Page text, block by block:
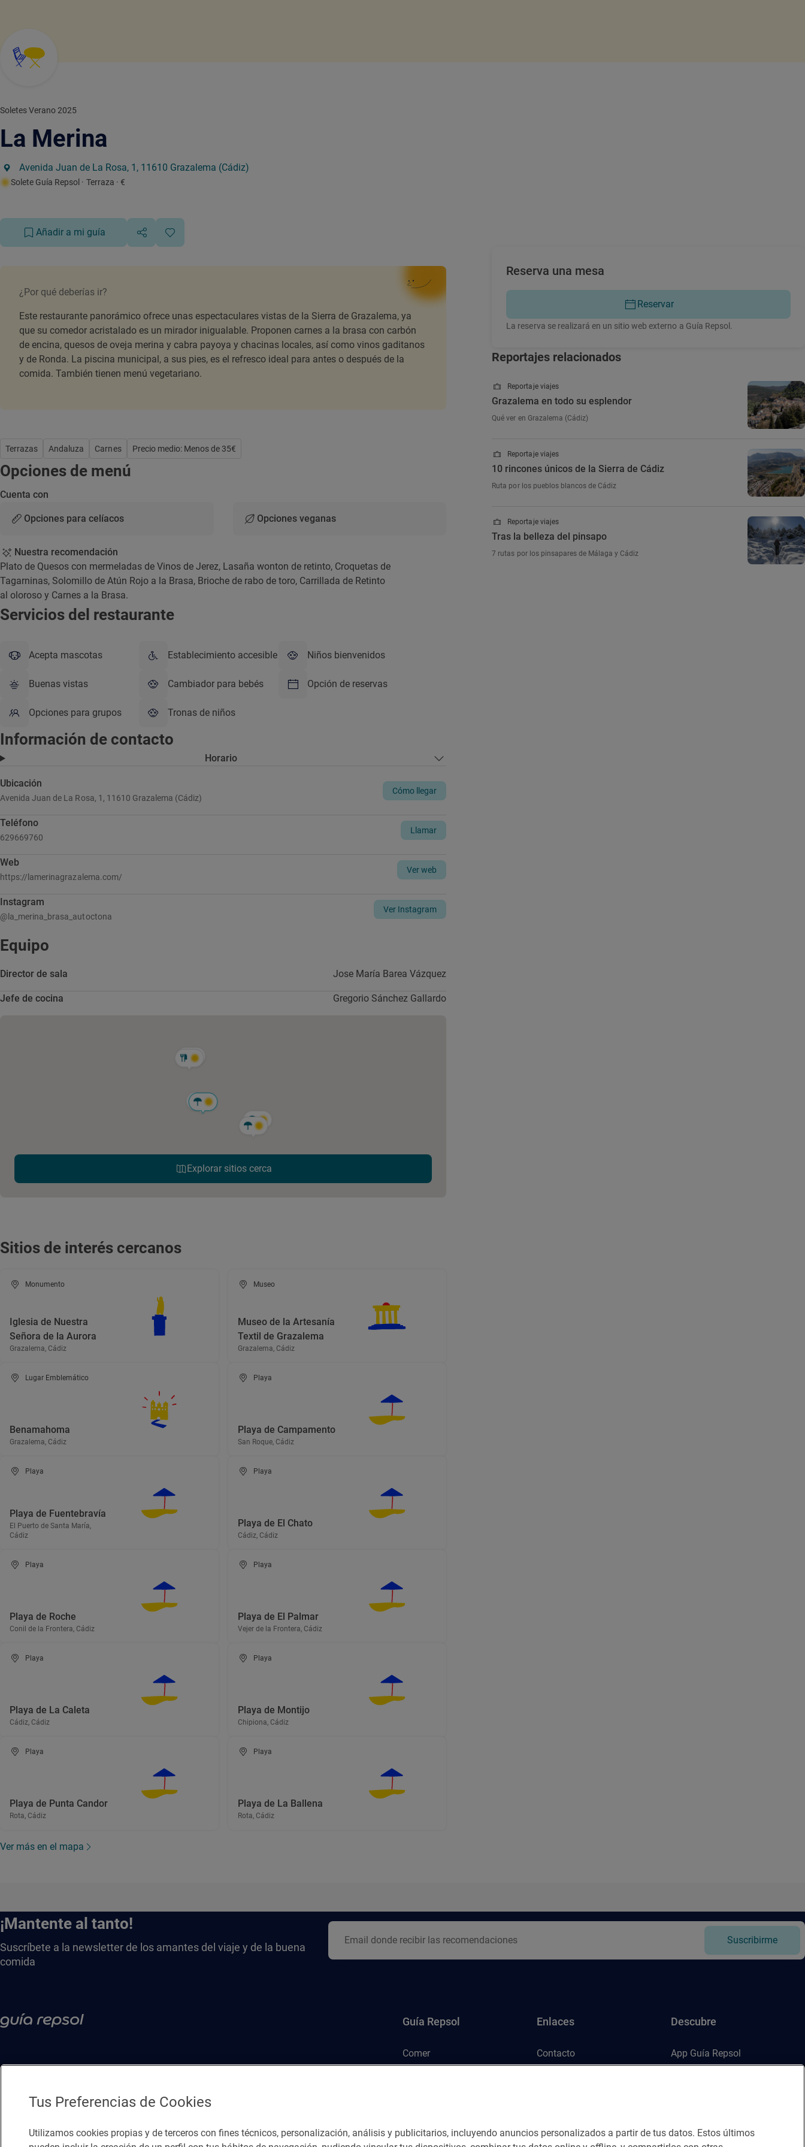
Soletes Verano 2025
La Merina
Avenida Juan de La Rosa, 1, 11610 Grazalema (Cádiz)
Solete Guía Repsol · Terraza · €
Añadir a mi guía
¿Por qué deberías ir?
Este restaurante panorámico ofrece unas espectaculares vistas de la Sierra de Grazalema, ya
que su comedor acristalado es un mirador inigualable. Proponen carnes a la brasa con carbón
de encina, quesos de oveja merina y cabra payoya y chacinas locales, así como vinos gaditanos
y de Ronda. La piscina municipal, a sus pies, es el refresco ideal para antes o después de la
comida. También tienen menú vegetariano.
Terrazas Andaluza Carnes Precio medio: Menos de 35€
Opciones de menú
Cuenta con
Opciones para celíacos Opciones veganas
Nuestra recomendación
Plato de Quesos con mermeladas de Vinos de Jerez, Lasaña wonton de retinto, Croquetas de
Tagarninas, Solomillo de Atún Rojo a la Brasa, Brioche de rabo de toro, Carrillada de Retinto
al oloroso y Carnes a la Brasa.
Servicios del restaurante
Acepta mascotas Establecimiento accesible Niños bienvenidos
Buenas vistas Cambiador para bebés Opción de reservas
Opciones para grupos Tronas de niños
Información de contacto
Horario
Ubicación
Avenida Juan de La Rosa, 1, 11610 Grazalema (Cádiz)
Cómo llegar
Teléfono
629669760
Llamar
Web
https://lamerinagrazalema.com/
Ver web
Instagram
@la_merina_brasa_autoctona
Ver Instagram
Equipo
Director de sala Jose María Barea Vázquez
Jefe de cocina Gregorio Sánchez Gallardo
Explorar sitios cerca
Sitios de interés cercanos
Monumento
Iglesia de Nuestra
Señora de la Aurora
Grazalema, Cádiz
Museo
Museo de la Artesanía
Textil de Grazalema
Grazalema, Cádiz
Lugar Emblemático
Benamahoma
Grazalema, Cádiz
Playa
Playa de Campamento
San Roque, Cádiz
Playa
Playa de Fuentebravía
El Puerto de Santa María,
Cádiz
Playa
Playa de El Chato
Cádiz, Cádiz
Playa
Playa de Roche
Conil de la Frontera, Cádiz
Playa
Playa de El Palmar
Vejer de la Frontera, Cádiz
Playa
Playa de La Caleta
Cádiz, Cádiz
Playa
Playa de Montijo
Chipiona, Cádiz
Playa
Playa de Punta Candor
Rota, Cádiz
Playa
Playa de La Ballena
Rota, Cádiz
Ver más en el mapa
Reserva una mesa
Reservar
La reserva se realizará en un sitio web externo a Guía Repsol.
Reportajes relacionados
Reportaje viajes
Grazalema en todo su esplendor
Qué ver en Grazalema (Cádiz)
Reportaje viajes
10 rincones únicos de la Sierra de Cádiz
Ruta por los pueblos blancos de Cádiz
Reportaje viajes
Tras la belleza del pinsapo
7 rutas por los pinsapares de Málaga y Cádiz
¡Mantente al tanto!
Suscríbete a la newsletter de los amantes del viaje y de la buena
comida
Suscribirme
Guía Repsol
Comer
Enlaces
Contacto
Descubre
App Guía Repsol
Tus Preferencias de Cookies
Utilizamos cookies propias y de terceros con fines técnicos, personalización, análisis y publicitarios, incluyendo anuncios personalizados a partir de tus datos. Estos últimos